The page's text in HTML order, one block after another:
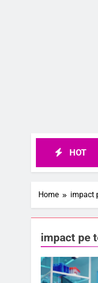
HOT
sănătatea inimii
Home impact
impact pe